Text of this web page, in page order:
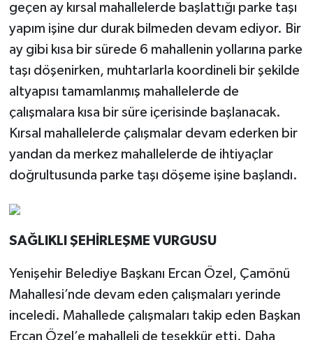
geçen ay kırsal mahallelerde başlattığı parke taşı
yapım işine dur durak bilmeden devam ediyor. Bir
ay gibi kısa bir sürede 6 mahallenin yollarına parke
taşı döşenirken, muhtarlarla koordineli bir şekilde
altyapısı tamamlanmış mahallelerde de
çalışmalara kısa bir süre içerisinde başlanacak.
Kırsal mahallelerde çalışmalar devam ederken bir
yandan da merkez mahallelerde de ihtiyaçlar
doğrultusunda parke taşı döşeme işine başlandı.
SAĞLIKLI ŞEHİRLEŞME VURGUSU
Yenişehir Belediye Başkanı Ercan Özel, Çamönü
Mahallesi’nde devam eden çalışmaları yerinde
inceledi. Mahallede çalışmaları takip eden Başkan
Ercan Özel’e mahalleli de teşekkür etti. Daha